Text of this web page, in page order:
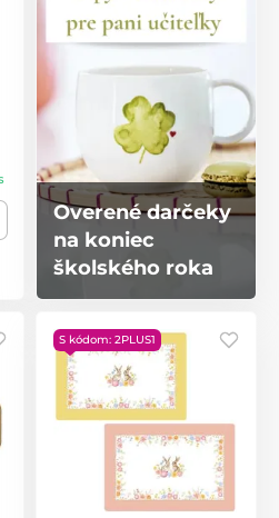
Overené darčeky
na koniec
školského roka
S kódom: 2PLUS1